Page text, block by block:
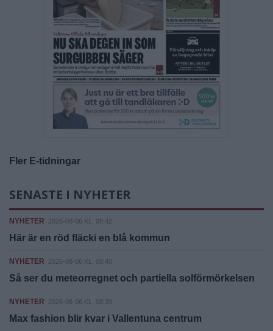
Fler E-tidningar
SENASTE I NYHETER
NYHETER 2026-08-06 KL. 08:42
Här är en röd fläcki en blå kommun
NYHETER 2026-08-06 KL. 08:40
Så ser du meteorregnet och partiella solförmörkelsen
NYHETER 2026-08-06 KL. 08:39
Max fashion blir kvar i Vallentuna centrum